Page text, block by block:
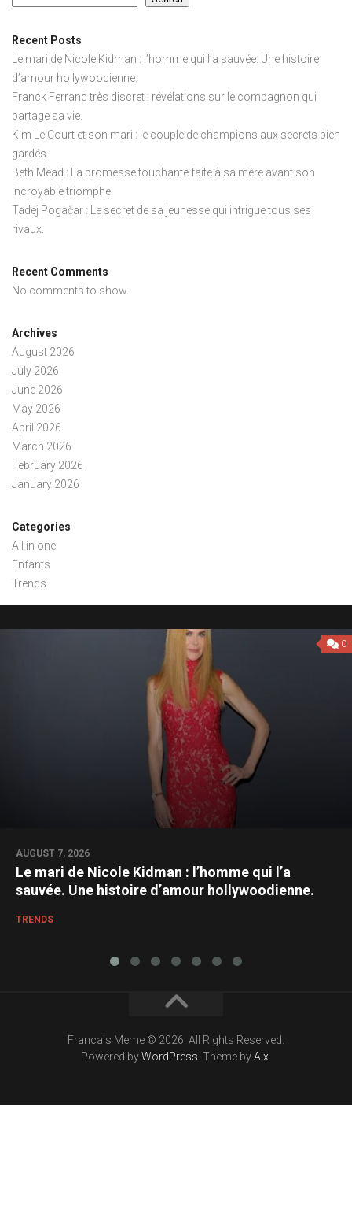
Recent Posts
Le mari de Nicole Kidman : l’homme qui l’a sauvée. Une histoire
d’amour hollywoodienne.
Franck Ferrand très discret : révélations sur le compagnon qui
partage sa vie.
Kim Le Court et son mari : le couple de champions aux secrets bien
gardés.
Beth Mead : La promesse touchante faite à sa mère avant son
incroyable triomphe.
Tadej Pogačar : Le secret de sa jeunesse qui intrigue tous ses
rivaux.
Recent Comments
No comments to show.
Archives
August 2026
July 2026
June 2026
May 2026
April 2026
March 2026
February 2026
January 2026
Categories
All in one
Enfants
Trends
0
AUGUST 7, 2026
Le mari de Nicole Kidman : l’homme qui l’a
sauvée. Une histoire d’amour hollywoodienne.
TRENDS
Francais Meme © 2026. All Rights Reserved.
Powered byWordPress . Theme byAlx